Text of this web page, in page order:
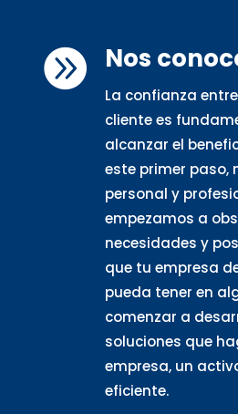
 Nos
La confianza
cliente es
alcanzar el
este primer paso,
personal y
empezamos a
necesidades y
que tu empresa
pueda tener en
comenzar a
soluciones que
empresa, un
eficiente.